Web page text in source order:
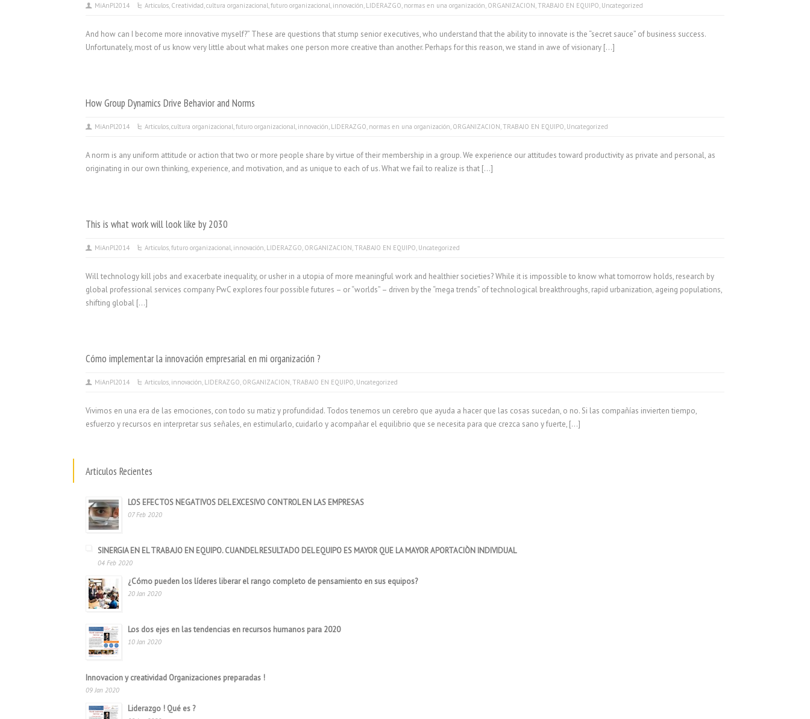
MiAnPl2014 Articulos, Creatividad,cultura organizacional,futuro organizacional, innovación, LIDERAZGO, normas en una organización, ORGANIZACION, TRABAJO EN EQUIPO, Uncategorized
And how can I become more innovative myself?” These are questions that stump senior executives, who understand that the ability to innovate is the “secret sauce” of business success.
Unfortunately, most of us know very little about what makes one person more creative than another. Perhaps for this reason, we stand in awe of visionary […]
How Group Dynamics Drive Behavior and Norms
MiAnPl2014 Articulos,cultura organizacional,futuro organizacional, innovación, LIDERAZGO, normas en una organización, ORGANIZACION, TRABAJO EN EQUIPO, Uncategorized
A norm is any uniform attitude or action that two or more people share by virtue of their membership in a group. We experience our attitudes toward productivity as private and personal, as
originating in our own thinking, experience, and motivation, and as unique to each of us. What we fail to realize is that […]
This is what work will look like by 2030
MiAnPl2014 Articulos,futuro organizacional, innovación, LIDERAZGO, ORGANIZACION, TRABAJO EN EQUIPO, Uncategorized
Will technology kill jobs and exacerbate inequality, or usher in a utopia of more meaningful work and healthier societies? While it is impossible to know what tomorrow holds, research by
global professional services company PwC explores four possible futures – or “worlds” – driven by the “mega trends” of technological breakthroughs, rapid urbanization, ageing populations,
shifting global […]
Cómo implementar la innovación empresarial en mi organización ?
MiAnPl2014 Articulos, innovación, LIDERAZGO, ORGANIZACION, TRABAJO EN EQUIPO, Uncategorized
Vivimos en una era de las emociones, con todo su matiz y profundidad. Todos tenemos un cerebro que ayuda a hacer que las cosas sucedan, o no. Si las compañías invierten tiempo,
esfuerzo y recursos en interpretar sus señales, en estimularlo, cuidarlo y acompañar el equilibrio que se necesita para que crezca sano y fuerte, […]
Articulos Recientes
LOS EFECTOS NEGATIVOS DEL EXCESIVO CONTROL EN LAS EMPRESAS
07 Feb 2020
SINERGIA EN EL TRABAJO EN EQUIPO. CUANDEL RESULTADO DEL EQUIPO ES MAYOR QUE LA MAYOR APORTACIÒN INDIVIDUAL
04 Feb 2020
¿Cómo pueden los líderes liberar el rango completo de pensamiento en sus equipos?
20 Jan 2020
Los dos ejes en las tendencias en recursos humanos para 2020
10 Jan 2020
Innovacion y creatividad Organizaciones preparadas !
09 Jan 2020
Liderazgo ! Qué es ?